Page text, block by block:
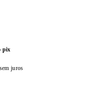
pix
price:
sem juros